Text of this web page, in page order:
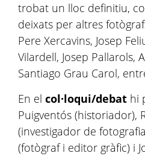
trobat un lloc definitiu,
deixats per altres
Pere Xercavins, Josep
Vilardell, Josep Pallarols,
Santiago Grau Carol,
En el col·loqui/debat hi
Puigventós (historiador),
(investigador de
(fotògraf i editor gràfic) i